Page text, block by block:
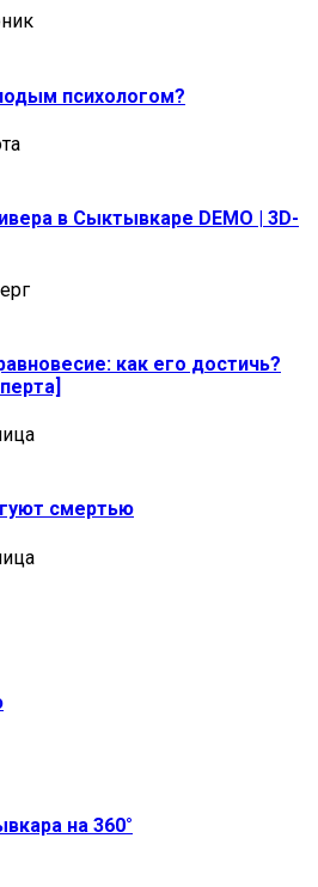
психологом?
в Сыктывкаре DEMO | 3D-
как его достичь?
смертью
на 360°